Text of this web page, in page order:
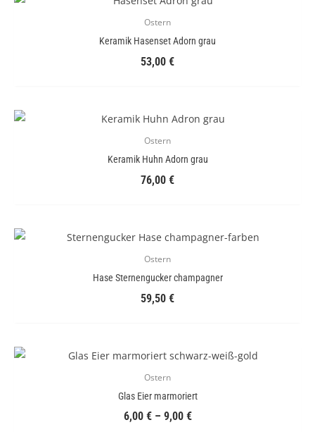
Ostern
Keramik Hasenset Adorn grau
53,00 €
Ostern
Keramik Huhn Adorn grau
76,00 €
Ostern
Hase Sternengucker champagner
59,50 €
Ostern
Glas Eier marmoriert
6,00 €– 9,00 €